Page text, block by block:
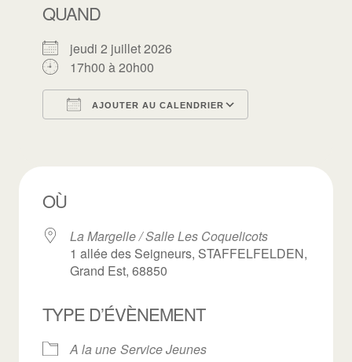
QUAND
jeudi 2 juillet 2026
17h00 à 20h00
AJOUTER AU CALENDRIER
OÙ
La Margelle / Salle Les Coquelicots
1 allée des Seigneurs, STAFFELFELDEN,
Grand Est, 68850
TYPE D’ÉVÈNEMENT
A la une Service Jeunes